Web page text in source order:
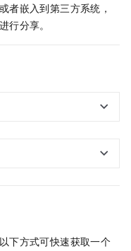
者嵌入到第三方系统，
行分享。
下方式可快速获取一个